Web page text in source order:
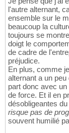
l'autre alternant,
ensemble sur le
beaucoup la
toujours se
doigt le
de cadre de
préjudice.
En plus, comme
alternant a un
part donc avec
de force. Et il en
désobligeantes
risque pas de
souvent humilié